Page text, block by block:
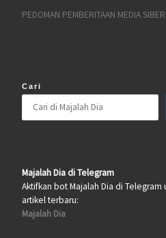
PEDOMAN PEMBERITAAN MEDIA SIBER
Cari
Majalah Dia di Telegram
Aktifkan bot Majalah Dia di
artikel terbaru:
Majalah Dia